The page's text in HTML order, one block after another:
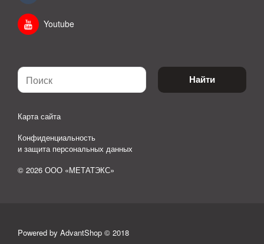
Youtube
Найти
Карта сайта
Конфиденциальность
и защита персональных данных
© 2026 ООО «МЕТАТЭКС»
Powered by AdvantShop © 2018